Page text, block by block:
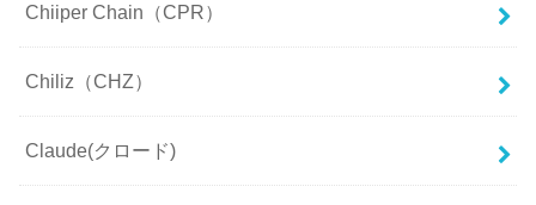
Chiiper Chain（CPR）
Chiliz（CHZ）
Claude(クロード)